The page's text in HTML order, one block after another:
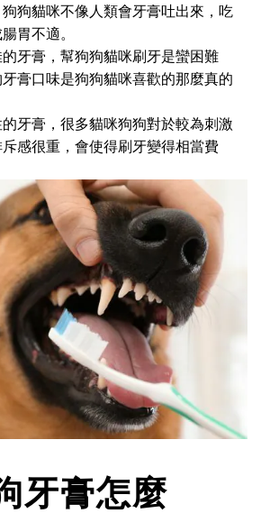
狗貓咪不像人類會牙膏吐出來，吃
胃不適。
牙膏，幫狗狗貓咪刷牙是蠻困難
膏口味是狗狗貓咪喜歡的那麼真的
牙膏，很多貓咪狗狗對於較為刺激
感很重，會使得刷牙變得相當費
牙膏怎麼